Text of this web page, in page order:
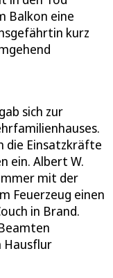
Balkon eine
kurz
sich zur
die Einsatzkräfte
ein. Albert W.
mit der
Feuerzeug einen
in Brand.
Hausflur